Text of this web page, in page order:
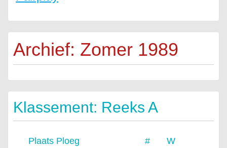
Archief: Zomer 1989
Klassement: Reeks A
Plaats Ploeg #
W